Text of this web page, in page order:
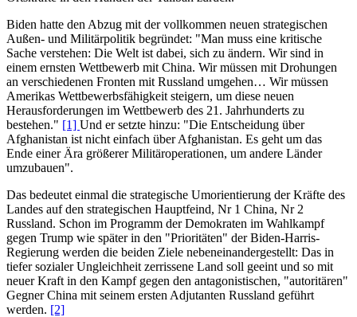
Biden hatte den Abzug mit der vollkommen neuen strategischen
Außen- und Militärpolitik begründet: "Man muss eine kritische
Sache verstehen: Die Welt ist dabei, sich zu ändern. Wir sind in
einem ernsten Wettbewerb mit China. Wir müssen mit Drohungen
an verschiedenen Fronten mit Russland umgehen… Wir müssen
Amerikas Wettbewerbsfähigkeit steigern, um diese neuen
Herausforderungen im Wettbewerb des 21. Jahrhunderts zu
bestehen." [1] Und er setzte hinzu: "Die Entscheidung über
Afghanistan ist nicht einfach über Afghanistan. Es geht um das
Ende einer Ära größerer Militäroperationen, um andere Länder
umzubauen".
Das bedeutet einmal die strategische Umorientierung der Kräfte des
Landes auf den strategischen Hauptfeind, Nr 1 China, Nr 2
Russland. Schon im Programm der Demokraten im Wahlkampf
gegen Trump wie später in den "Prioritäten" der Biden-Harris-
Regierung werden die beiden Ziele nebeneinandergestellt: Das in
tiefer sozialer Ungleichheit zerrissene Land soll geeint und so mit
neuer Kraft in den Kampf gegen den antagonistischen, "autoritären"
Gegner China mit seinem ersten Adjutanten Russland geführt
werden. [2]